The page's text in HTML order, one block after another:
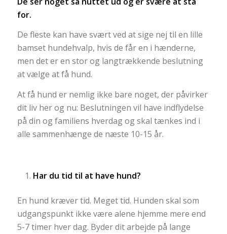
for.
De fleste kan have svært ved at sige nej til en lille
bamset hundehvalp, hvis de får en i hænderne,
men det er en stor og langtrækkende beslutning
at vælge at få hund.
At få hund er nemlig ikke bare noget, der påvirker
dit liv her og nu: Beslutningen vil have indflydelse
på din og familiens hverdag og skal tænkes ind i
alle sammenhænge de næste 10-15 år.
Har du tid til at have hund?
En hund kræver tid. Meget tid. Hunden skal som
udgangspunkt ikke være alene hjemme mere end
5-7 timer hver dag. Byder dit arbejde på lange